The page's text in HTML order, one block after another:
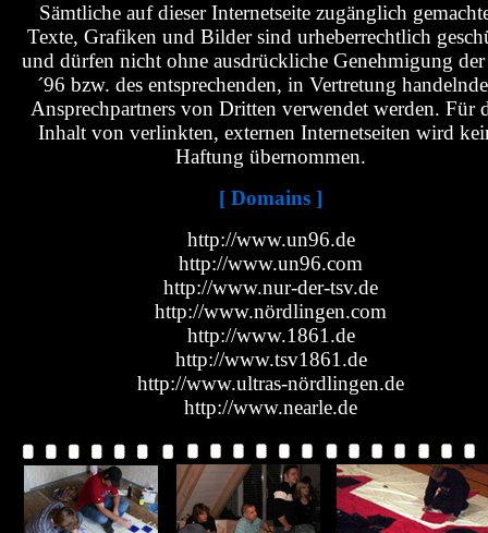
Sämtliche auf dieser Internetseite zugänglich
Texte, Grafiken und Bilder sind urheberrechtlich
und dürfen nicht ohne ausdrückliche Genehmigung
´96 bzw. des entsprechenden, in Vertretung
Ansprechpartners von Dritten verwendet werden. Für
Inhalt von verlinkten, externen Internetseiten wird
Haftung übernommen.
[ Domains ]
http://www.un96.de
http://www.un96.com
http://www.nur-der-tsv.de
http://www.nördlingen.com
http://www.1861.de
http://www.tsv1861.de
http://www.ultras-nördlingen.de
http://www.nearle.de